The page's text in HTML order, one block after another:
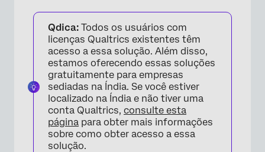
Qdica: Todos os usuários com
licenças Qualtrics existentes têm
acesso a essa solução. Além disso,
estamos oferecendo essas soluções
gratuitamente para empresas
sediadas na Índia. Se você estiver
localizado na Índia e não tiver uma
conta Qualtrics, consulte esta
página para obter mais informações
sobre como obter acesso a essa
solução.